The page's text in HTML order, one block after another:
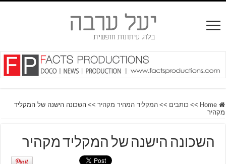
Home
>> כותבים >> המקליד המהיר מקהיר >> השכונה הישנה של המקליד
מקהיר
השכונה הישנה של המקליד מקהיר